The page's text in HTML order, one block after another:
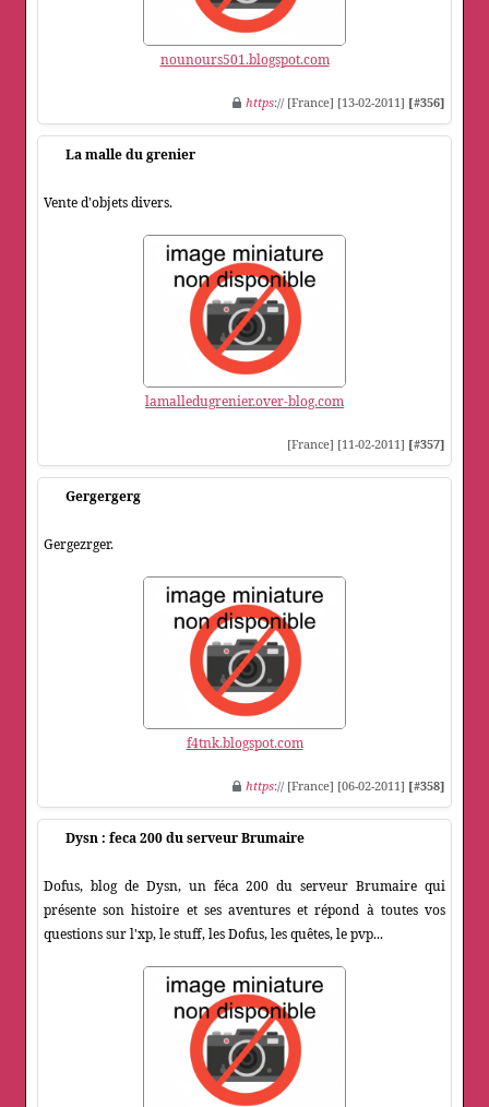
nounours501.blogspot.com
https:// [France] [13-02-2011] [#356]
La malle du grenier
Vente d'objets divers.
lamalledugrenier.over-blog.com
[France] [11-02-2011] [#357]
Gergergerg
Gergezrger.
f4tnk.blogspot.com
https:// [France] [06-02-2011] [#358]
Dysn : feca 200 du serveur Brumaire
Dofus, blog de Dysn, un féca 200 du serveur Brumaire qui
présente son histoire et ses aventures et répond à toutes vos
questions sur l'xp, le stuff, les Dofus, les quêtes, le pvp...